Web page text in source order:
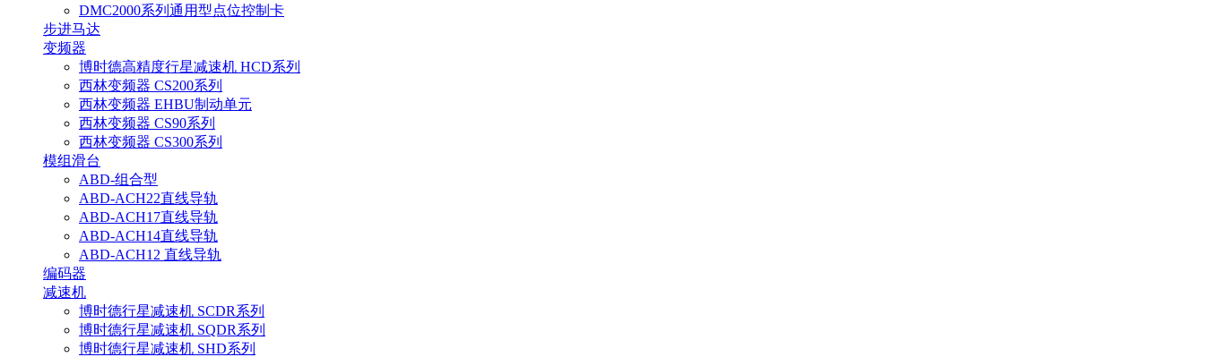
DMC2000系列通用型点位控制卡
步进马达
变频器
博时德高精度行星减速机 HCD系列
西林变频器 CS200系列
西林变频器 EHBU制动单元
西林变频器 CS90系列
西林变频器 CS300系列
模组滑台
ABD-组合型
ABD-ACH22直线导轨
ABD-ACH17直线导轨
ABD-ACH14直线导轨
ABD-ACH12 直线导轨
编码器
减速机
博时德行星减速机 SCDR系列
博时德行星减速机 SQDR系列
博时德行星减速机 SHD系列